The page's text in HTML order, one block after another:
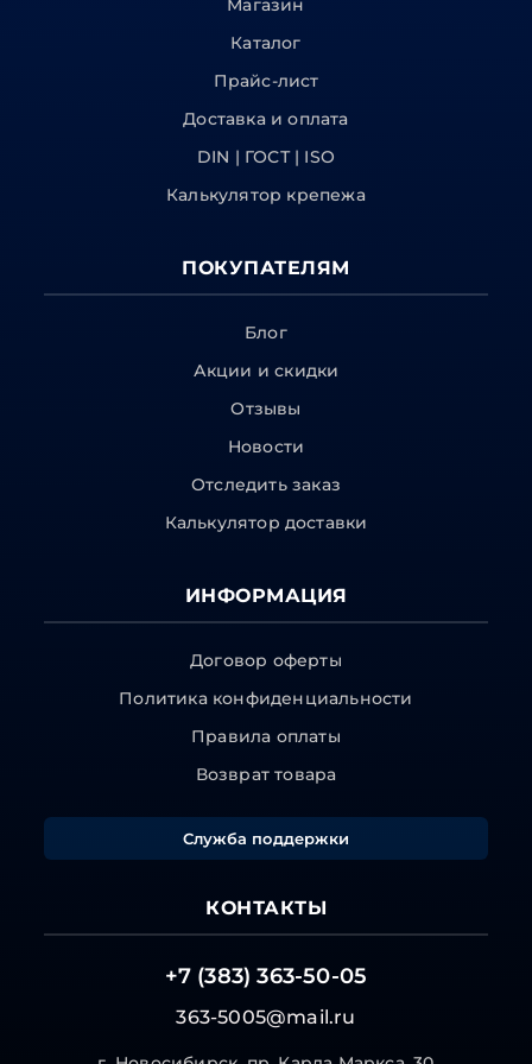
Магазин
Каталог
Прайс-лист
Доставка и оплата
DIN | ГОСТ | ISO
Калькулятор крепежа
ПОКУПАТЕЛЯМ
Блог
Акции и скидки
Отзывы
Новости
Отследить заказ
Калькулятор доставки
ИНФОРМАЦИЯ
Договор оферты
Политика конфиденциальности
Правила оплаты
Возврат товара
Служба поддержки
КОНТАКТЫ
+7 (383) 363-50-05
363-5005@mail.ru